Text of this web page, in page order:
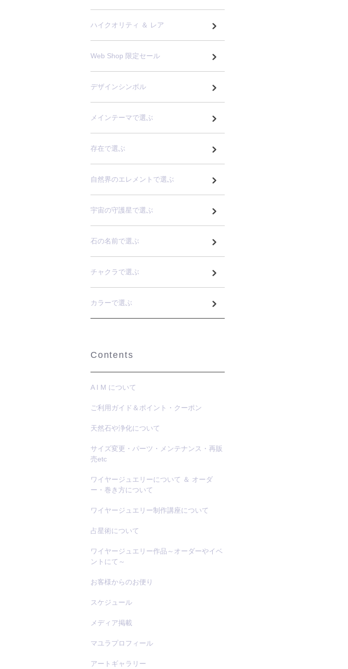
ハイクオリティ ＆ レア
Web Shop 限定セール
デザインシンボル
メインテーマで選ぶ
存在で選ぶ
自然界のエレメントで選ぶ
宇宙の守護星で選ぶ
石の名前で選ぶ
チャクラで選ぶ
カラーで選ぶ
Contents
A I M について
ご利用ガイド＆ポイント・クーポン
天然石や浄化について
サイズ変更・パーツ・メンテナンス・再販
売etc
ワイヤージュエリーについて ＆ オーダ
ー・巻き方について
ワイヤージュエリー制作講座について
占星術について
ワイヤージュエリー作品～オーダーやイベ
ントにて～
お客様からのお便り
スケジュール
メディア掲載
マユラプロフィール
アートギャラリー